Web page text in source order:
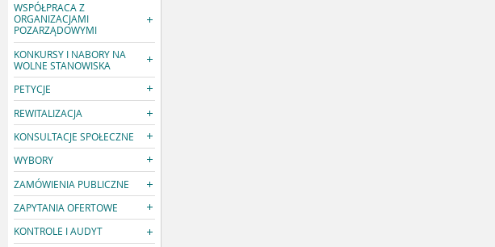
WSPÓŁPRACA Z
ORGANIZACJAMI
POZARZĄDOWYMI
KONKURSY I NABORY NA
WOLNE STANOWISKA
PETYCJE
REWITALIZACJA
KONSULTACJE SPOŁECZNE
WYBORY
ZAMÓWIENIA PUBLICZNE
ZAPYTANIA OFERTOWE
KONTROLE I AUDYT